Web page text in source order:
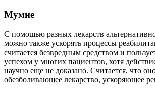
Мумие
С помощью разных лекарств
можно также ускорять процессы
считается безвредным средством и
успехом у многих пациентов, хотя
научно еще не доказано. Считается, что
обезболивающее лекарство, ускоряющее